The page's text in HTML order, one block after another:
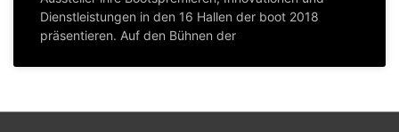
Dienstleistungen in den 16 Hallen der boot 2018
präsentieren. Auf den Bühnen der